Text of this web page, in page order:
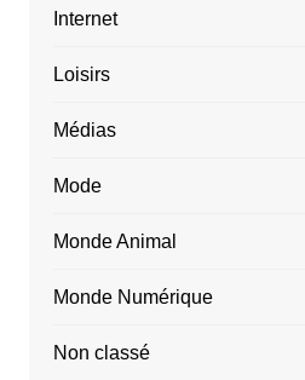
Internet
Loisirs
Médias
Mode
Monde Animal
Monde Numérique
Non classé